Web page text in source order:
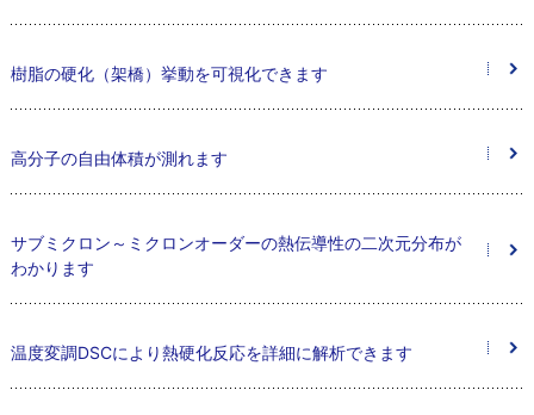
樹脂の硬化（架橋）挙動を可視化できます
高分子の自由体積が測れます
サブミクロン～ミクロンオーダーの熱伝導性の二次元分布が
わかります
温度変調DSCにより熱硬化反応を詳細に解析できます